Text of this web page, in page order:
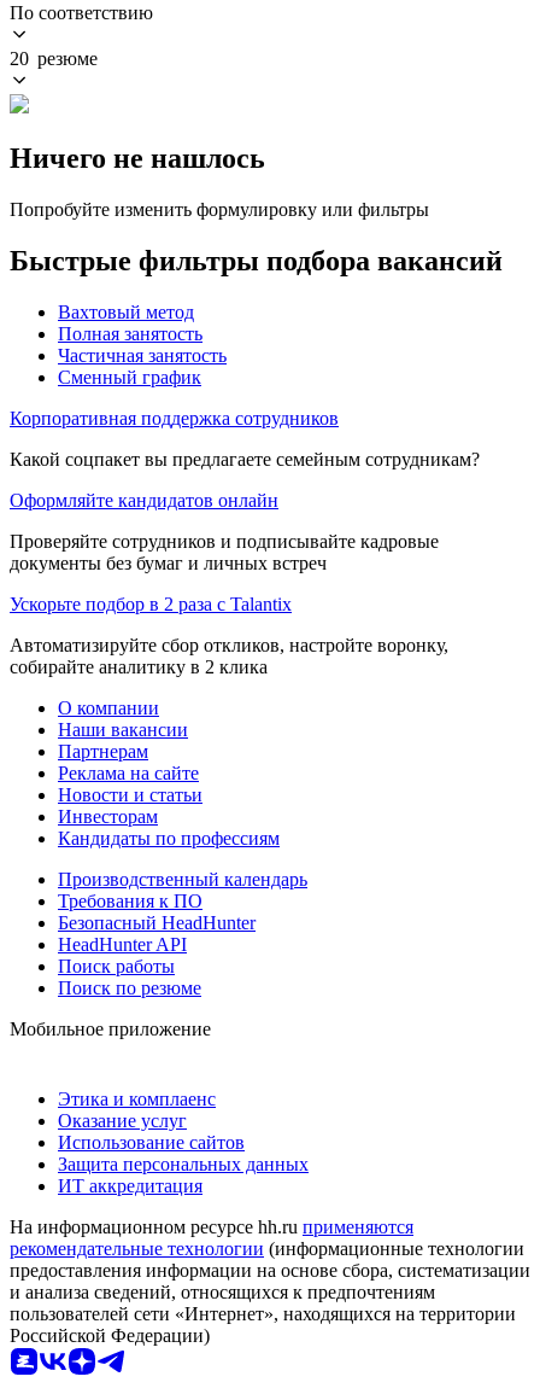
По соответствию
20 резюме
Ничего не нашлось
Попробуйте изменить формулировку или фильтры
Быстрые фильтры подбора вакансий
Вахтовый метод
Полная занятость
Частичная занятость
Сменный график
Корпоративная поддержка сотрудников
Какой соцпакет вы предлагаете семейным сотрудникам?
Оформляйте кандидатов онлайн
Проверяйте сотрудников и подписывайте кадровые
документы без бумаг и личных встреч
Ускорьте подбор в 2 раза с Talantix
Автоматизируйте сбор откликов, настройте воронку,
собирайте аналитику в 2 клика
О компании
Наши вакансии
Партнерам
Реклама на сайте
Новости и статьи
Инвесторам
Кандидаты по профессиям
Производственный календарь
Требования к ПО
Безопасный HeadHunter
HeadHunter API
Поиск работы
Поиск по резюме
Мобильное приложение
Этика и комплаенс
Оказание услуг
Использование сайтов
Защита персональных данных
ИТ аккредитация
На информационном ресурсе hh.ru применяются
рекомендательные технологии (информационные технологии
предоставления информации на основе сбора, систематизации
и анализа сведений, относящихся к предпочтениям
пользователей сети «Интернет», находящихся на территории
Российской Федерации)